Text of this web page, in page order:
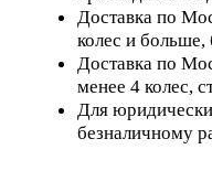
Доставка по
колес и больше,
Доставка по
менее 4 колес,
Для
безналичному